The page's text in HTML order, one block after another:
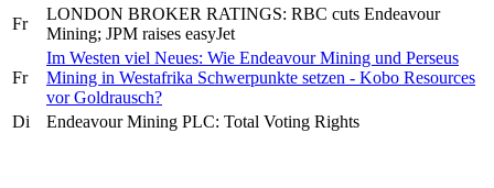
Fr
LONDON BROKER RATINGS: RBC cuts Endeavour
Mining; JPM raises easyJet
Fr
Im Westen viel Neues: Wie Endeavour Mining und Perseus
Mining in Westafrika Schwerpunkte setzen - Kobo Resources
vor Goldrausch?
Di
Endeavour Mining PLC: Total Voting Rights